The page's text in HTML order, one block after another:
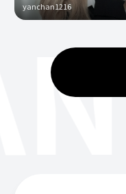
yanchan1216